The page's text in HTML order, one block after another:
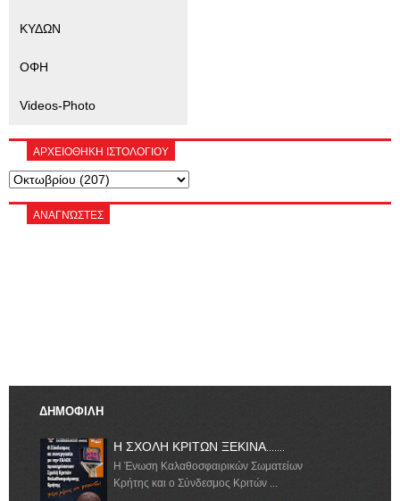
ΚΥΔΩΝ
ΟΦΗ
Videos-Photo
ΑΡΧΕΙΟΘΗΚΗ ΙΣΤΟΛΟΓΙΟΥ
ΑΝΑΓΝΏΣΤΕΣ
ΔΗΜΟΦΙΛΗ
Η ΣΧΟΛΗ ΚΡΙΤΩΝ ΞΕΚΙΝΑ.......
Η Ένωση Καλαθοσφαιρικών Σωματείων
Κρήτης και ο Σύνδεσμος Κριτών ...